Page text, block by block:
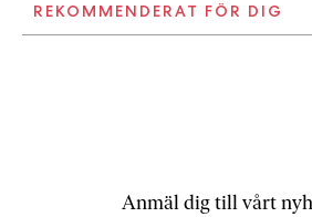
REKOMMENDERAT FÖR DIG
Anmäl dig till vårt